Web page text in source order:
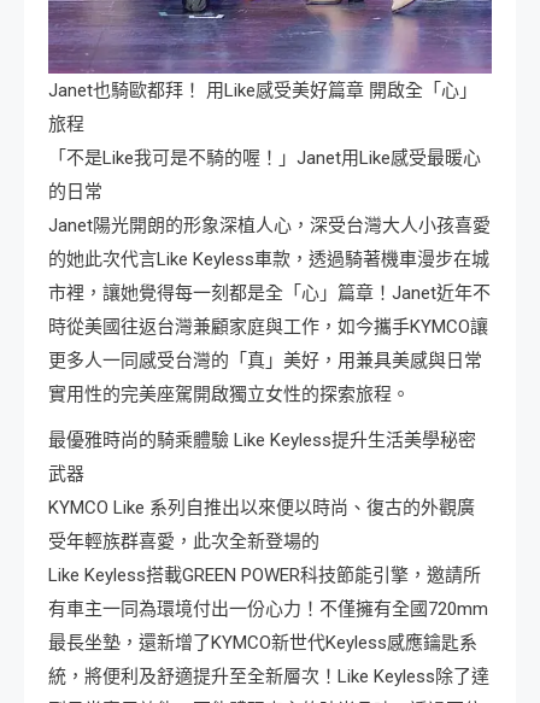
Janet也騎歐都拜！ 用Like感受美好篇章 開啟全「心」
旅程
「不是Like我可是不騎的喔！」Janet用Like感受最暖心
的日常
Janet陽光開朗的形象深植人心，深受台灣大人小孩喜愛
的她此次代言Like Keyless車款，透過騎著機車漫步在城
市裡，讓她覺得每一刻都是全「心」篇章！Janet近年不
時從美國往返台灣兼顧家庭與工作，如今攜手KYMCO讓
更多人一同感受台灣的「真」美好，用兼具美感與日常
實用性的完美座駕開啟獨立女性的探索旅程。
最優雅時尚的騎乘體驗 Like Keyless提升生活美學秘密
武器
KYMCO Like 系列自推出以來便以時尚、復古的外觀廣
受年輕族群喜愛，此次全新登場的
Like Keyless搭載GREEN POWER科技節能引擎，邀請所
有車主一同為環境付出一份心力！不僅擁有全國720mm
最長坐墊，還新增了KYMCO新世代Keyless感應鑰匙系
統，將便利及舒適提升至全新層次！Like Keyless除了達